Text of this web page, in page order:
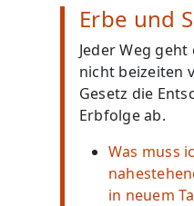
Erbe und
Jeder Weg
nicht beizeiten
Gesetz die
Erbfolge ab.
Was muss
in neuem